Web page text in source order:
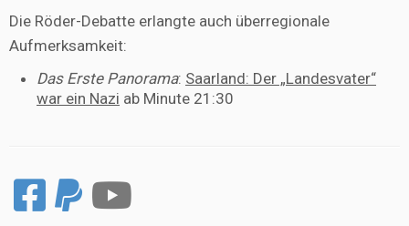
Die Röder-Debatte erlangte auch überregionale
Aufmerksamkeit:
Das Erste Panorama: Saarland: Der „Landesvater“
war ein Nazi ab Minute 21:30